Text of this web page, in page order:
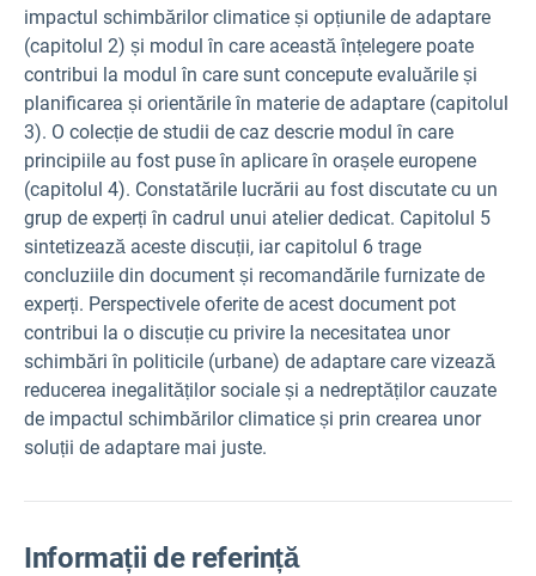
impactul schimbărilor climatice și opțiunile de adaptare
(capitolul 2) și modul în care această înțelegere poate
contribui la modul în care sunt concepute evaluările și
planificarea și orientările în materie de adaptare (capitolul
3). O colecție de studii de caz descrie modul în care
principiile au fost puse în aplicare în orașele europene
(capitolul 4). Constatările lucrării au fost discutate cu un
grup de experți în cadrul unui atelier dedicat. Capitolul 5
sintetizează aceste discuții, iar capitolul 6 trage
concluziile din document și recomandările furnizate de
experți. Perspectivele oferite de acest document pot
contribui la o discuție cu privire la necesitatea unor
schimbări în politicile (urbane) de adaptare care vizează
reducerea inegalităților sociale și a nedreptăților cauzate
de impactul schimbărilor climatice și prin crearea unor
soluții de adaptare mai juste.
Informații de referință